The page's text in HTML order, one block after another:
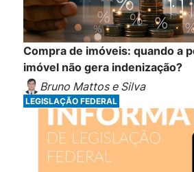
Compra de imóveis: quando a
imóvel não gera indenização?
Bruno Mattos e Silva
LEGISLAÇÃO FEDERAL